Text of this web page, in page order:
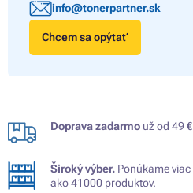
info@tonerpartner.sk
Chcem sa opýtať
Doprava zadarmo už od 49 €
Široký výber. Ponúkame viac
ako 41000 produktov.